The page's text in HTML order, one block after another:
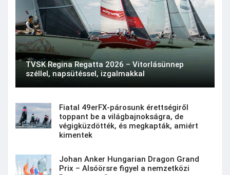
TVSK Regina Regatta 2026 – Vitorlásünnep
széllel, napsütéssel, izgalmakkal
Fiatal 49erFX-párosunk érettségiről
toppant be a világbajnokságra, de
végigküzdötték, és megkapták, amiért
kimentek
Johan Anker Hungarian Dragon Grand
Prix – Alsóörsre figyel a nemzetközi